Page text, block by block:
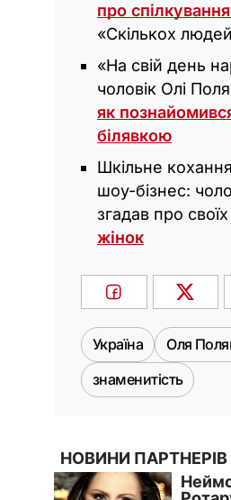
про спілкування
«Скількох
«На свій день
чоловік Олі
як
білявкою
Шкільне
шоу-бізнес:
згадав про своїх
жінок
Україна
Оля
знаменитість